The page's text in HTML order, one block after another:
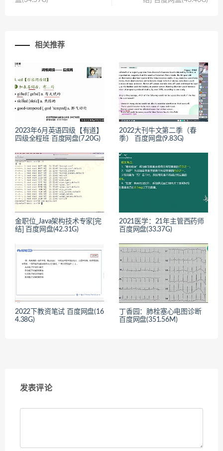
相关推荐
2023年6月英语四级【有道】
四级全程班 百度网盘(7.20G)
2022大刊牛文第二季（春
季） 百度网盘(9.83G)
金职位_Java架构技术专家[完
结] 百度网盘(42.31G)
2021医学：21年主管西药师
百度网盘(33.37G)
2022下教资笔试 百度网盘(16
4.38G)
丁香园：肺栓塞心电图诊断
百度网盘(351.56M)
发表评论